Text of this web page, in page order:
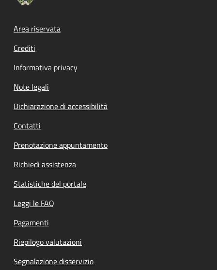
Footer menu
Area riservata
Crediti
Informativa privacy
Note legali
Dichiarazione di accessibilità
Contatti
Prenotazione appuntamento
Richiedi assistenza
Statistiche del portale
Leggi le FAQ
Pagamenti
Riepilogo valutazioni
Segnalazione disservizio